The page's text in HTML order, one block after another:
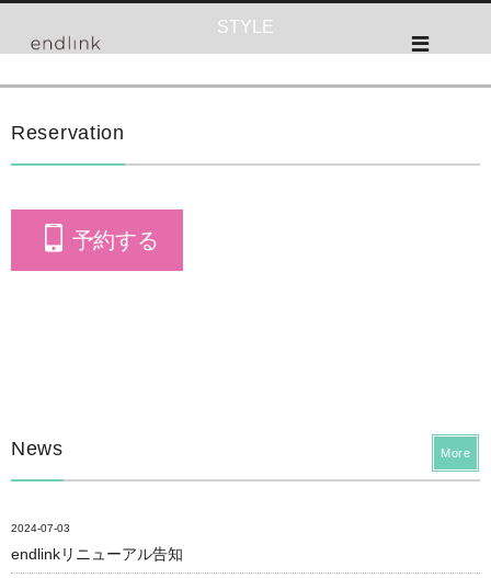
STYLE
Reservation
予約する
News
2024-07-03
endlinkリニューアル告知
More